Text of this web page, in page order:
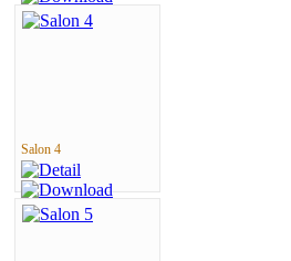
Salon 4